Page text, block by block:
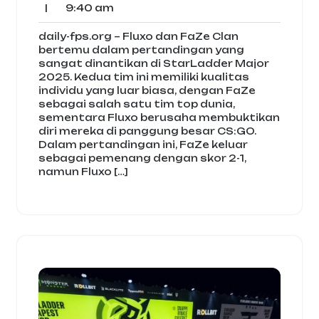
| 9:40 am
am
daily-fps.org – Fluxo dan FaZe Clan
bertemu dalam pertandingan yang
sangat dinantikan di StarLadder Major
2025. Kedua tim ini memiliki kualitas
individu yang luar biasa, dengan FaZe
sebagai salah satu tim top dunia,
sementara Fluxo berusaha membuktikan
diri mereka di panggung besar CS:GO.
Dalam pertandingan ini, FaZe keluar
sebagai pemenang dengan skor 2-1,
namun Fluxo […]